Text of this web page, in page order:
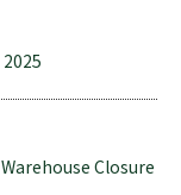
Closure